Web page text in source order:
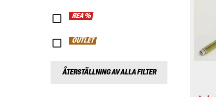
REA %
OUTLET
ÅTERSTÄLLNING AV ALLA FILTER